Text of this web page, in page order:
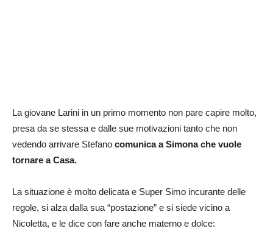
La giovane Larini in un primo momento non pare capire molto,
presa da se stessa e dalle sue motivazioni tanto che non
vedendo arrivare Stefano comunica a Simona che vuole
tornare a Casa.
La situazione è molto delicata e Super Simo incurante delle
regole, si alza dalla sua “postazione” e si siede vicino a
Nicoletta, e le dice con fare anche materno e dolce: